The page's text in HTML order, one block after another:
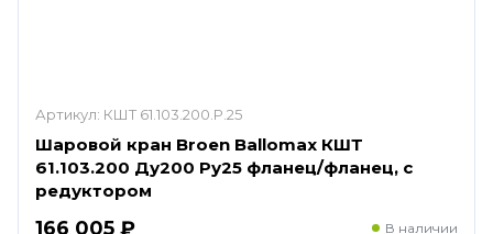
Артикул: КШТ 61.103.200.Р.25
Шаровой кран Broen Ballomax КШТ
61.103.200 Ду200 Ру25 фланец/фланец, с
редуктором
166 005 ₽ В наличии